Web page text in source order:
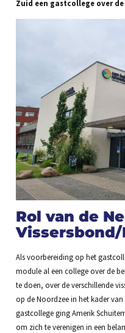
Zuid een gastcollege over
Rol van de
Vissersbond/
Als voorbereiding op het
module al een college over de
te doen, over de verschillende
op de Noordzee in het kader
gastcollege ging Amerik
om zich te verenigen in een